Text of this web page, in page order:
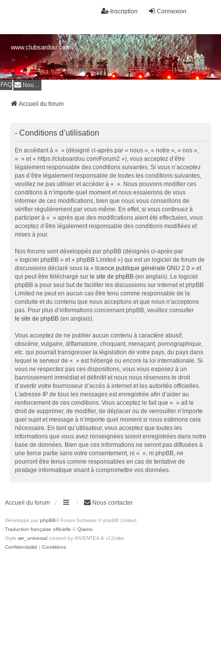
Connexion
Inscription
www.clubsardou.com
FAQ Nous contacter
Accueil du forum
- Conditions d’utilisation
En accédant à « » (désigné ci-après par « nous », « notre », « nos »,
« » et « https://clubsardou.com/Forum2 »), vous acceptez d’être
légalement responsable des conditions suivantes. Si vous n’acceptez
pas d’être légalement responsable de toutes les conditions suivantes,
veuillez ne pas utiliser et accéder à « ». Nous pouvons modifier ces
conditions à n’importe quel moment et nous essaierons de vous
informer de ces modifications, bien que nous vous conseillons de
vérifier régulièrement par vous-même. En effet, si vous continuez à
participer à « » après que des modifications aient été effectuées, vous
acceptez d’être légalement responsable des conditions modifiées et
mises à jour.
Nos forums sont développés par phpBB (désignés ci-après par
« logiciel phpBB » et « phpBB Limited ») qui est un logiciel de forum de
discussions déclaré sous la « licence publique générale GNU 2.0 » et
qui peut être téléchargé sur le site de phpBB (en anglais). Le logiciel
phpBB a pour seul but de faciliter les discussions sur internet et phpBB
Limited ne peut en aucun cas être tenu comme responsable de la
conduite et du contenu que nous acceptons et que nous n’acceptons
pas. Pour plus d’informations concernant phpBB, veuillez consulter
le site de phpBB (en anglais).
Vous acceptez de ne publier aucun contenu à caractère abusif,
obscène, vulgaire, diffamatoire, choquant, menaçant, pornographique,
etc. qui pourrait transgresser la législation de votre pays, du pays dans
lequel le serveur de « » est hébergé ou encore la loi internationale. Si
vous ne respectez pas ces dispositions, vous vous exposez à un
bannissement immédiat et définitif et nous nous réservons le droit
d’avertir votre fournisseur d’accès à internet et les autorités officielles.
L’adresse IP de tous les messages est enregistrée afin d’aider au
renforcement de ces conditions. Vous acceptez le fait que « » ait le
droit de supprimer, de modifier, de déplacer ou de verrouiller n’importe
quel sujet et message à n’importe quel moment si nous estimons cela
nécessaire. En tant qu’utilisateur, vous acceptez que toutes les
informations que vous avez renseignées soient enregistrées dans notre
base de données. Bien que ces informations ne seront pas diffusées à
une tierce partie sans votre consentement, ni « », ni phpBB, ne
pourront être tenus comme responsables en cas de tentative de
piratage informatique visant à compromettre vos données.
Accueil du forum Nous contacter
Développé par phpBB® Forum Software © phpBB Limited
Traduction française officielle © Qiaeru
Style we_universal created by INVENTEA & v12mike
Confidentialité | Conditions